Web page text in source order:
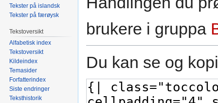
brukere i gruppa
Du kan se og
Tekster på islandsk
Tekster på færøysk
Tekstoversikt
Alfabetisk index
Tekstoversikt
Kildeindex
Temasider
Forfatterindex
Siste endringer
Teksthistorik